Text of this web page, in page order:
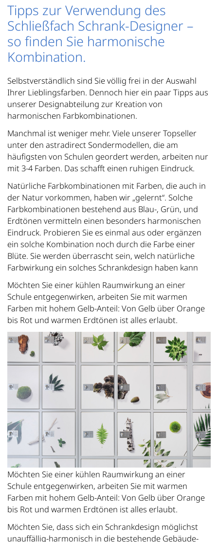
Tipps zur Verwendung des
Schließfach Schrank-Designer –
so finden Sie harmonische
Kombination.
Selbstverständlich sind Sie völlig frei in der Auswahl
Ihrer Lieblingsfarben. Dennoch hier ein paar Tipps aus
unserer Designabteilung zur Kreation von
harmonischen Farbkombinationen.
Manchmal ist weniger mehr. Viele unserer Topseller
unter den astradirect Sondermodellen, die am
häufigsten von Schulen geordert werden, arbeiten nur
mit 3-4 Farben. Das schafft einen ruhigen Eindruck.
Natürliche Farbkombinationen mit Farben, die auch in
der Natur vorkommen, haben wir „gelernt“. Solche
Farbkombinationen bestehend aus Blau-, Grün, und
Erdtönen vermitteln einen besonders harmonischen
Eindruck. Probieren Sie es einmal aus oder ergänzen
ein solche Kombination noch durch die Farbe einer
Blüte. Sie werden überrascht sein, welch natürliche
Farbwirkung ein solches Schrankdesign haben kann
Möchten Sie einer kühlen Raumwirkung an einer
Schule entgegenwirken, arbeiten Sie mit warmen
Farben mit hohem Gelb-Anteil: Von Gelb über Orange
bis Rot und warmen Erdtönen ist alles erlaubt.
Möchten Sie einer kühlen Raumwirkung an einer
Schule entgegenwirken, arbeiten Sie mit warmen
Farben mit hohem Gelb-Anteil: Von Gelb über Orange
bis Rot und warmen Erdtönen ist alles erlaubt.
Möchten Sie, dass sich ein Schrankdesign möglichst
unauffällig-harmonisch in die bestehende Gebäude-